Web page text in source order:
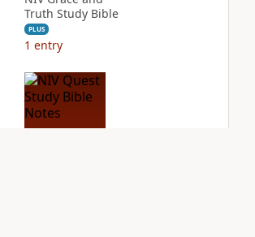
Truth Study Bible
PLUS
1 entry